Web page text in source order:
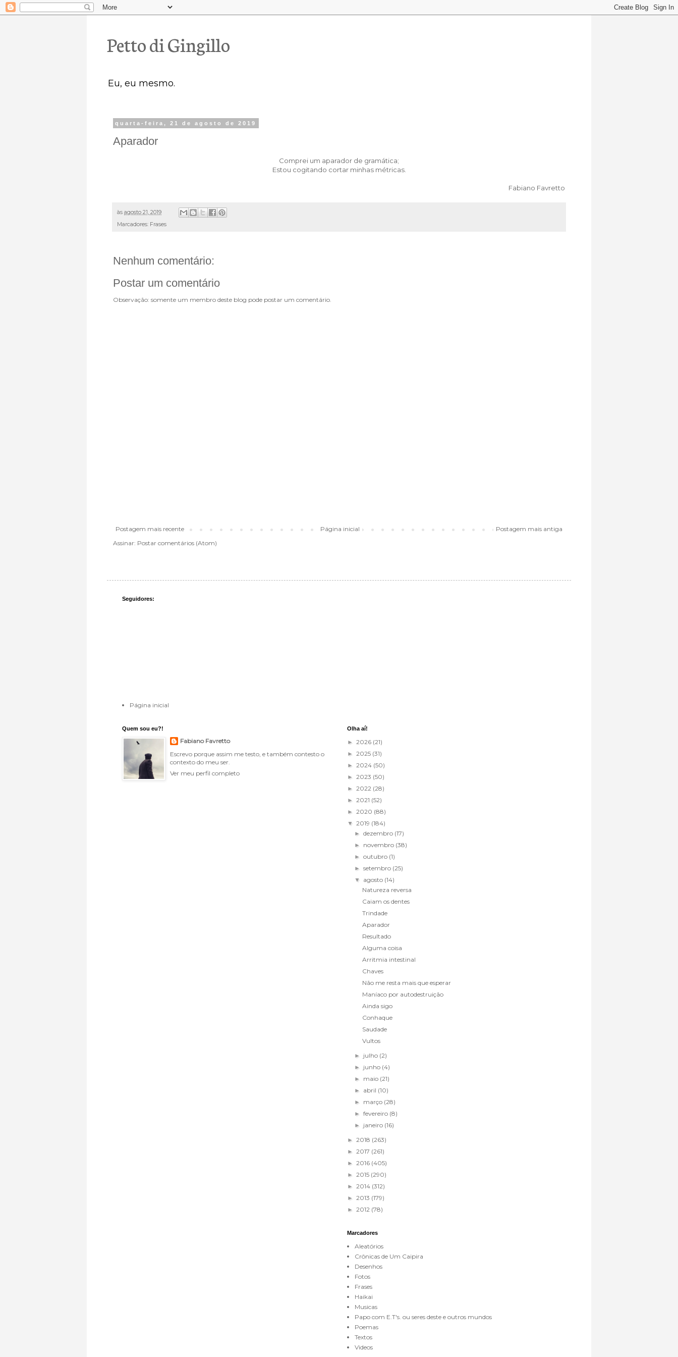
Petto di Gingillo
Eu, eu mesmo.
quarta-feira, 21 de agosto de 2019
Aparador
Comprei um aparador de gramática;
Estou cogitando cortar minhas métricas.
Fabiano Favretto
às agosto 21, 2019
Marcadores: Frases
Nenhum comentário:
Postar um comentário
Observação: somente um membro deste blog pode postar um comentário.
Postagem mais recente Postagem mais antiga
Página inicial
Assinar: Postar comentários (Atom)
Seguidores:
Página inicial
Quem sou eu?!
Fabiano Favretto
Escrevo porque assim me testo, e também contesto o
contexto do meu ser.
Ver meu perfil completo
Olha aí!
► 2026 (21)
► 2025 (31)
► 2024 (50)
► 2023 (50)
► 2022 (28)
► 2021 (52)
► 2020 (88)
▼ 2019 (184)
►dezembro (17)
► novembro (38)
►outubro (1)
►setembro (25)
▼ agosto (14)
Natureza reversa
Caiam os dentes
Trindade
Aparador
Resultado
Alguma coisa
Arritmia intestinal
Chaves
Não me resta mais que esperar
Maníaco por autodestruição
Ainda sigo
Conhaque
Saudade
Vultos
► julho (2)
► junho (4)
► maio (21)
► abril (10)
► março (28)
►fevereiro (8)
► janeiro (16)
► 2018 (263)
► 2017 (261)
► 2016 (405)
► 2015 (290)
► 2014 (312)
► 2013 (179)
► 2012 (78)
Marcadores
Aleatórios
Crônicas de Um Caipira
Desenhos
Fotos
Frases
Haikai
Musicas
Papo com E.T's. ou seres deste e outros mundos
Poemas
Textos
Videos